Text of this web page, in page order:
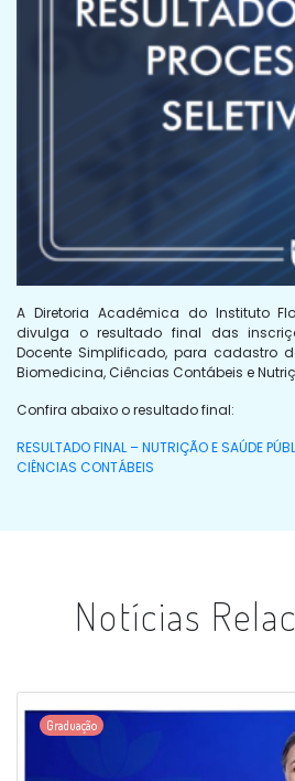
A Diretoria Acadêmica do Instituto
divulga o resultado final das
Docente Simplificado, para cadastro
Biomedicina, Ciências Contábeis e
Confira abaixo o resultado final:
RESULTADO FINAL – NUTRIÇÃO E SAÚDE
CIÊNCIAS CONTÁBEIS
Notícias
Graduação